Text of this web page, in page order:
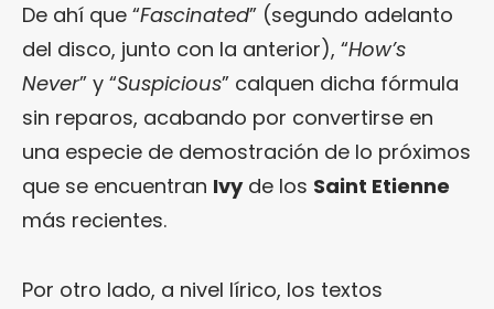
De ahí que “Fascinated” (segundo adelanto
del disco, junto con la anterior), “How’s
Never” y “Suspicious” calquen dicha fórmula
sin reparos, acabando por convertirse en
una especie de demostración de lo próximos
que se encuentran Ivyde los Saint Etienne
más recientes.
Por otro lado, a nivel lírico, los textos